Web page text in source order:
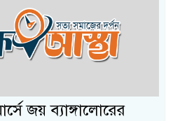
জয় ব্যাঙ্গালোরের